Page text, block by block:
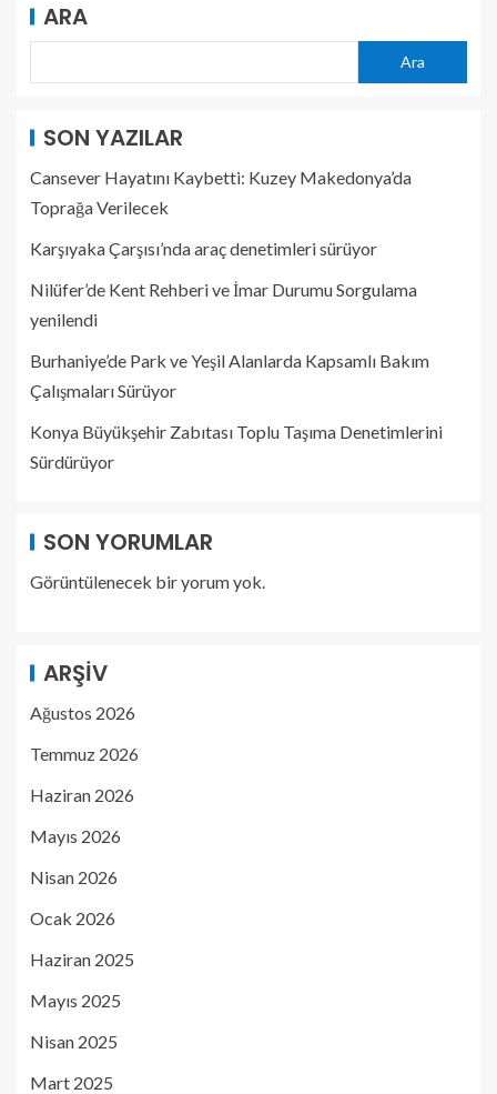
ARA
Ara
SON YAZILAR
Cansever Hayatını Kaybetti: Kuzey Makedonya’da
Toprağa Verilecek
Karşıyaka Çarşısı’nda araç denetimleri sürüyor
Nilüfer’de Kent Rehberi ve İmar Durumu Sorgulama
yenilendi
Burhaniye’de Park ve Yeşil Alanlarda Kapsamlı Bakım
Çalışmaları Sürüyor
Konya Büyükşehir Zabıtası Toplu Taşıma Denetimlerini
Sürdürüyor
SON YORUMLAR
Görüntülenecek bir yorum yok.
ARŞIV
Ağustos 2026
Temmuz 2026
Haziran 2026
Mayıs 2026
Nisan 2026
Ocak 2026
Haziran 2025
Mayıs 2025
Nisan 2025
Mart 2025